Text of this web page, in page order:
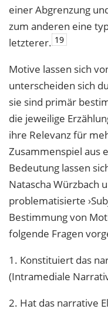
einer Abgrenzung
zum anderen eine
letzterer. 19
Motive lassen sich
unterscheiden sich
sie sind primär
die jeweilige
ihre Relevanz für
Zusammenspiel aus
Bedeutung lassen
Natascha Würzbach
problematisierte
Bestimmung von
folgende Fragen
1. Konstituiert das
(Intramediale
2. Hat das narrative